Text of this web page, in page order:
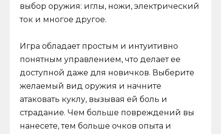
выбор оружия: иглы, ножи, электрический
ток и многое другое.
Игра обладает простым и интуитивно
понятным управлением, что делает ее
доступной даже для новичков. Выберите
желаемый вид оружия и начните
атаковать куклу, вызывая ей боль и
страдание. Чем больше повреждений вы
нанесете, тем больше очков опыта и